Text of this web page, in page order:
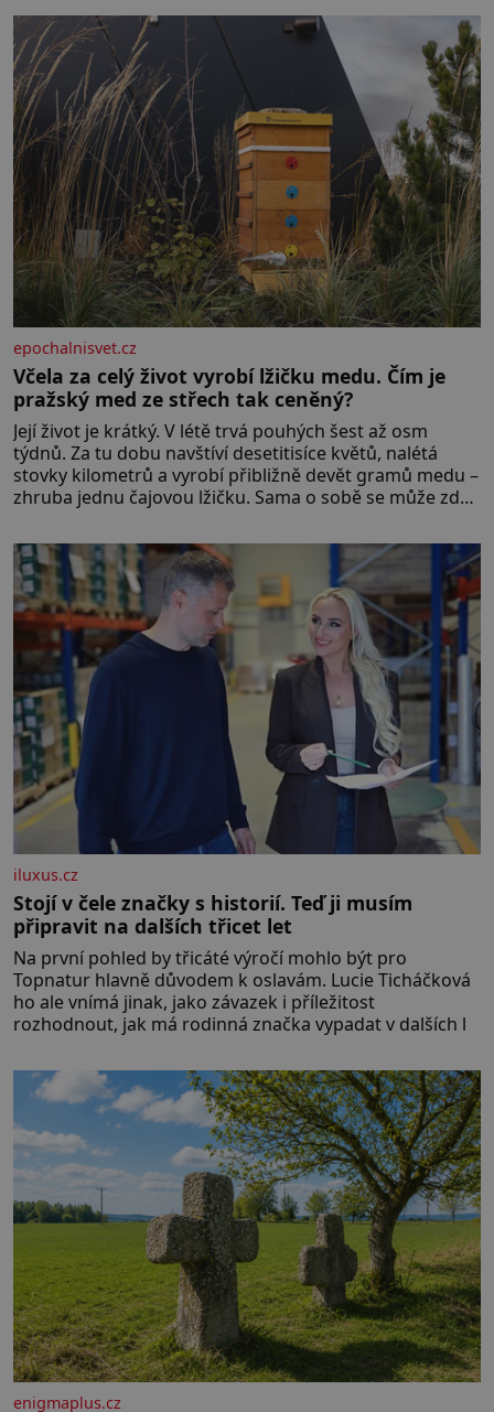
hřebeny, projet se na koloběžce a den zakončit
poznáváním památek ve Velkých Losinách nebo v
termálním
epochalnisvet.cz
Včela za celý život vyrobí lžičku medu. Čím je
pražský med ze střech tak ceněný?
Její život je krátký. V létě trvá pouhých šest až osm
týdnů. Za tu dobu navštíví desetitisíce květů, nalétá
stovky kilometrů a vyrobí přibližně devět gramů medu –
zhruba jednu čajovou lžičku. Sama o sobě se může zdát
tisíc příslušnic svého včelstva, vznikne jeden z
nejdokonalejších organismů
iluxus.cz
Stojí v čele značky s historií. Teď ji musím
připravit na dalších třicet let
Na první pohled by třicáté výročí mohlo být pro
Topnatur hlavně důvodem k oslavám. Lucie Ticháčková
ho ale vnímá jinak, jako závazek i příležitost
rozhodnout, jak má rodinná značka vypadat v dalších l
enigmaplus.cz